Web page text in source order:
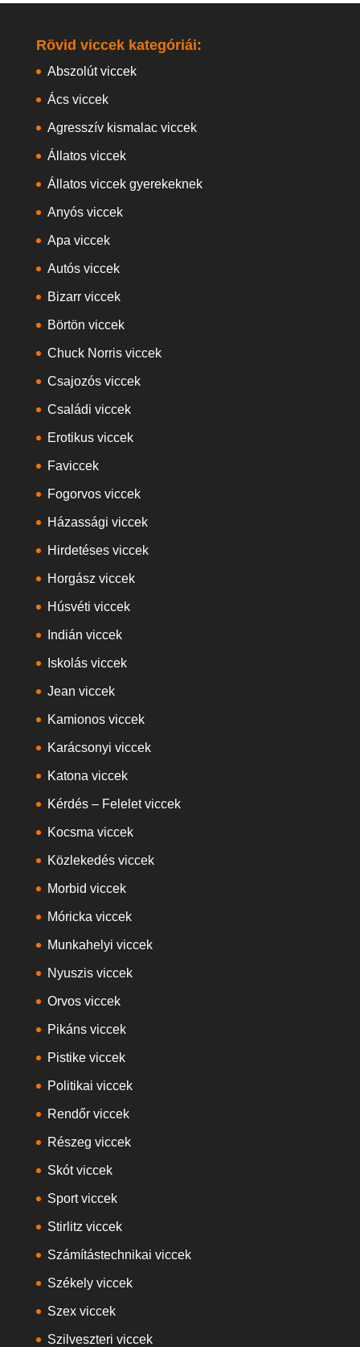
Rövid viccek kategóriái:
Abszolút viccek
Ács viccek
Agresszív kismalac viccek
Állatos viccek
Állatos viccek gyerekeknek
Anyós viccek
Apa viccek
Autós viccek
Bizarr viccek
Börtön viccek
Chuck Norris viccek
Csajozós viccek
Családi viccek
Erotikus viccek
Faviccek
Fogorvos viccek
Házassági viccek
Hirdetéses viccek
Horgász viccek
Húsvéti viccek
Indián viccek
Iskolás viccek
Jean viccek
Kamionos viccek
Karácsonyi viccek
Katona viccek
Kérdés – Felelet viccek
Kocsma viccek
Közlekedés viccek
Morbid viccek
Móricka viccek
Munkahelyi viccek
Nyuszis viccek
Orvos viccek
Pikáns viccek
Pistike viccek
Politikai viccek
Rendőr viccek
Részeg viccek
Skót viccek
Sport viccek
Stirlitz viccek
Számítástechnikai viccek
Székely viccek
Szex viccek
Szilveszteri viccek